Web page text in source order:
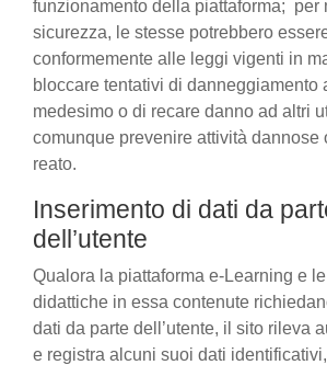
funzionamento della piattaforma; per
sicurezza, le stesse potrebbero
conformemente alle leggi vigenti in
bloccare tentativi di danneggiamento
medesimo o di recare danno ad altri
comunque prevenire attività dannose
reato.
Inserimento di dati da
dell’utente
Qualora la piattaforma e-Learning e
didattiche in essa contenute
dati da parte dell’utente, il sito rileva
e registra alcuni suoi dati